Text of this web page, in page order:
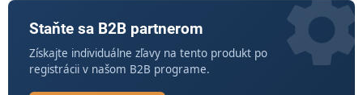
Staňte sa B2B partnerom
Získajte individuálne zľavy na tento produkt po
registrácii v našom B2B programe.